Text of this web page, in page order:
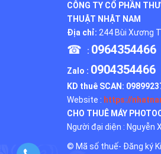
CÔNG TY CỔ PHẦN
THUẬT NHẬT NAM
Địa chỉ: 244 Bùi Xương
☎ : 0964354466
Zalo : 0904354466
KD thuê SCAN:
Website : https://
CHO THUÊ MÁY
Người đại diện : Nguyễn
© Mã số thuế- Đăng ký